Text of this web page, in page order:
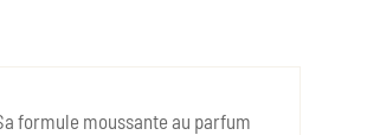
formule moussante au parfum